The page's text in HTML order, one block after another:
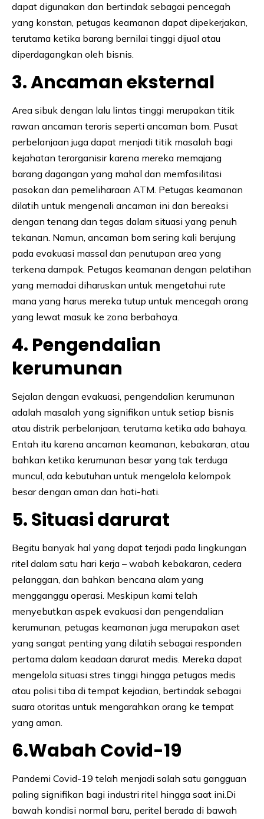
dapat digunakan dan bertindak sebagai pencegah
yang konstan, petugas keamanan dapat dipekerjakan,
terutama ketika barang bernilai tinggi dijual atau
diperdagangkan oleh bisnis.
3. Ancaman eksternal
Area sibuk dengan lalu lintas tinggi merupakan titik
rawan ancaman teroris seperti ancaman bom. Pusat
perbelanjaan juga dapat menjadi titik masalah bagi
kejahatan terorganisir karena mereka memajang
barang dagangan yang mahal dan memfasilitasi
pasokan dan pemeliharaan ATM. Petugas keamanan
dilatih untuk mengenali ancaman ini dan bereaksi
dengan tenang dan tegas dalam situasi yang penuh
tekanan. Namun, ancaman bom sering kali berujung
pada evakuasi massal dan penutupan area yang
terkena dampak. Petugas keamanan dengan pelatihan
yang memadai diharuskan untuk mengetahui rute
mana yang harus mereka tutup untuk mencegah orang
yang lewat masuk ke zona berbahaya.
4. Pengendalian
kerumunan
Sejalan dengan evakuasi, pengendalian kerumunan
adalah masalah yang signifikan untuk setiap bisnis
atau distrik perbelanjaan, terutama ketika ada bahaya.
Entah itu karena ancaman keamanan, kebakaran, atau
bahkan ketika kerumunan besar yang tak terduga
muncul, ada kebutuhan untuk mengelola kelompok
besar dengan aman dan hati-hati.
5. Situasi darurat
Begitu banyak hal yang dapat terjadi pada lingkungan
ritel dalam satu hari kerja – wabah kebakaran, cedera
pelanggan, dan bahkan bencana alam yang
mengganggu operasi. Meskipun kami telah
menyebutkan aspek evakuasi dan pengendalian
kerumunan, petugas keamanan juga merupakan aset
yang sangat penting yang dilatih sebagai responden
pertama dalam keadaan darurat medis. Mereka dapat
mengelola situasi stres tinggi hingga petugas medis
atau polisi tiba di tempat kejadian, bertindak sebagai
suara otoritas untuk mengarahkan orang ke tempat
yang aman.
6.Wabah Covid-19
Pandemi Covid-19 telah menjadi salah satu gangguan
paling signifikan bagi industri ritel hingga saat ini.Di
bawah kondisi normal baru, peritel berada di bawah